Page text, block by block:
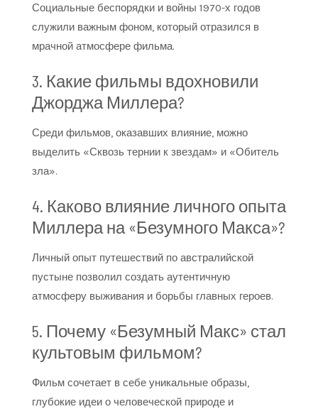
Социальные беспорядки и войны 1970-х годов
служили важным фоном, который отразился в
мрачной атмосфере фильма.
3. Какие фильмы вдохновили
Джорджа Миллера?
Среди фильмов, оказавших влияние, можно
выделить «Сквозь тернии к звездам» и «Обитель
зла».
4. Каково влияние личного опыта
Миллера на «Безумного Макса»?
Личный опыт путешествий по австралийской
пустыне позволил создать аутентичную
атмосферу выживания и борьбы главных героев.
5. Почему «Безумный Макс» стал
культовым фильмом?
Фильм сочетает в себе уникальные образы,
глубокие идеи о человеческой природе и